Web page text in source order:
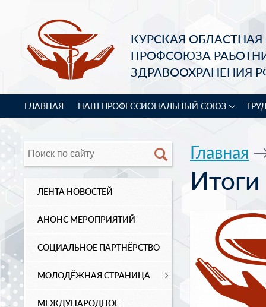
КУРСКАЯ
ПРОФСОЮЗА
ЗДРАВООХРАНЕНИЯ
ГЛАВНАЯ НАШ ПРОФЕССИОНАЛЬНЫЙ СОЮЗ
ЛЕНТА НОВОСТЕЙ
АНОНС МЕРОПРИЯТИЙ
СОЦИАЛЬНОЕ ПАРТНЁРСТВО
МОЛОДЁЖНАЯ СТРАНИЦА
МЕЖДУНАРОДНОЕ
Главная